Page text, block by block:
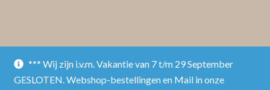
*** Wij zijn i.v.m. Vakantie van 7 t/m 29 September
GESLOTEN. Webshop-bestellingen en Mail in onze